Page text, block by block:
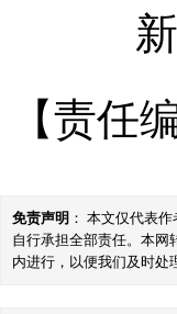
新
【责任
免责声明 ： 本文仅代表
自行承担全部责任。本网
内进行，以便我们及时处